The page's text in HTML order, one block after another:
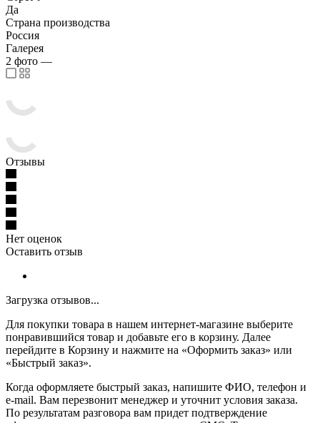
Да
Страна производства
Россия
Галерея
2 фото —
Отзывы
Нет оценок
Оставить отзыв
Загрузка отзывов...
Для покупки товара в нашем интернет-магазине выберите
понравившийся товар и добавьте его в корзину. Далее
перейдите в Корзину и нажмите на «Оформить заказ» или
«Быстрый заказ».
Когда оформляете быстрый заказ, напишите ФИО, телефон и
e-mail. Вам перезвонит менеджер и уточнит условия заказа.
По результатам разговора вам придет подтверждение